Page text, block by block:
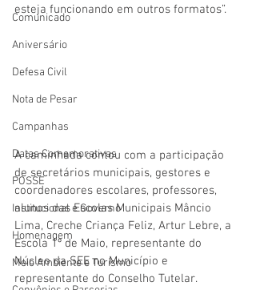
Comunicado
Aniversário
Defesa Civil
Nota de Pesar
Campanhas
Datas Comemorativas
POSSE
Institucional e Governo
Homenagem
Meio Ambiente e Turismo
esteja funcionando em outros formatos”.
A caminhada contou com a participação
de secretários municipais, gestores e
coordenadores escolares, professores,
alunos das Escolas Municipais Mâncio
Lima, Creche Criança Feliz, Artur Lebre, a
Escola 1º de Maio, representante do
Núcleo da SEE no Município e
representante do Conselho Tutelar.